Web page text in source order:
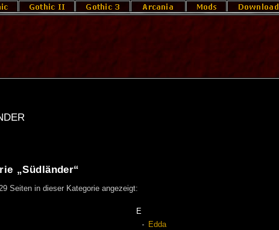
„Südländer“
Seiten in dieser Kategorie angezeigt:
E
Edda